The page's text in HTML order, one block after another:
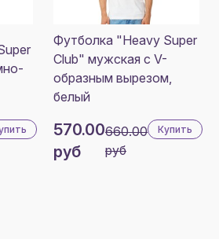
Футболка "Heavy Super
Club" мужская с V-
образным вырезом,
белый
570.00
руб
660.00
руб
Купить